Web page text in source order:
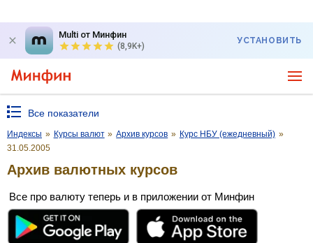
Multi от Минфин
(8,9K+)
УСТАНОВИТЬ
Все показатели
Индексы » Курсы валют » Архив курсов » Курс НБУ (ежедневный) »
31.05.2005
Архив валютных курсов
Все про валюту теперь и в приложении от Минфин